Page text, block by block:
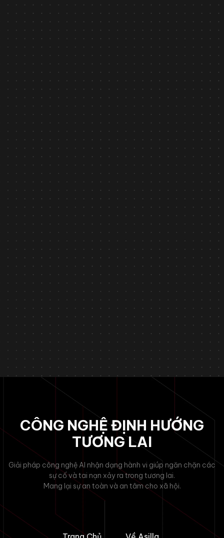
THƯ CHÚC TẾT 2026 TỪ CEO ASILLA VIỆT NAM
Tìm hiểu
Tin tức December 23, 2025
Asilla vinh dự đạt Giải thưởng Thành phố Thông minh
Việt Nam 2025
CÔNG NGHỆ ĐỊNH HƯỚNG
TƯƠNG LAI
Giải pháp công nghệ AI nhận dạng hành vi giúp ngăn chặn các
sự cố và tai nạn xảy ra trong tương lai.
Mang lại sự an toàn và an tâm cho xã hội.